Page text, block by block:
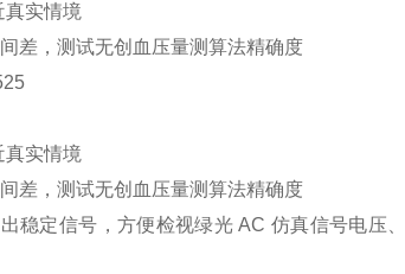
真实情境
差，测试无创血压量测算法精确度
真实情境
差，测试无创血压量测算法精确度
稳定信号，方便检视绿光 AC 仿真信号电压